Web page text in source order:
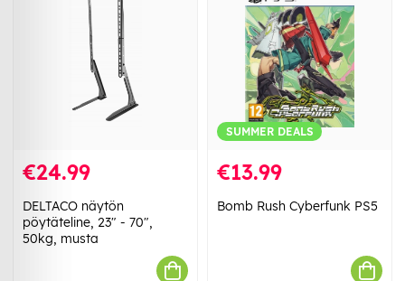
€24.99
DELTACO näytön
pöytäteline, 23" - 70",
50kg, musta
SUMMER DEALS
€13.99
Bomb Rush Cyberfunk PS5